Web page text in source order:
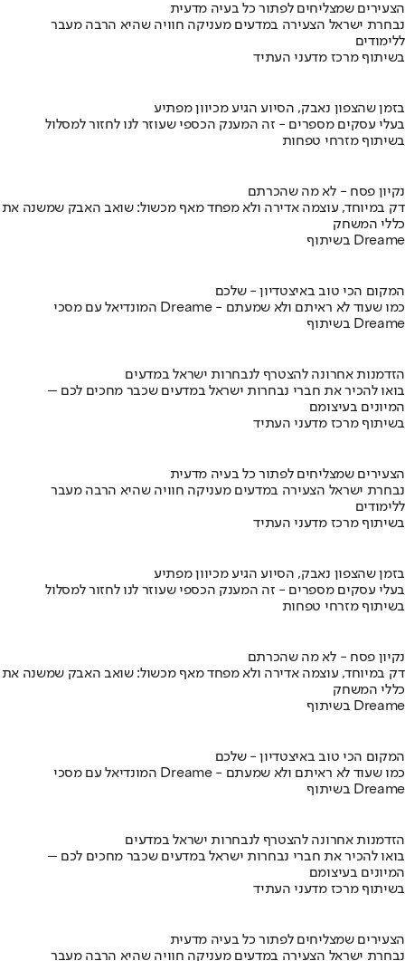
הצעירים שמצליחים לפתור כל בעיה מדעית
נבחרת ישראל הצעירה במדעים מעניקה חוויה שהיא הרבה מעבר
ללימודים
בשיתוף מרכז מדעני העתיד
בזמן שהצפון נאבק, הסיוע הגיע מכיוון מפתיע
בעלי עסקים מספרים - זה המענק הכספי שעוזר לנו לחזור למסלול
בשיתוף מזרחי טפחות
נקיון פסח - לא מה שהכרתם
דק במיוחד, עוצמה אדירה ולא מפחד מאף מכשול: שואב האבק שמשנה את
כללי המשחק
בשיתוף Dreame
המקום הכי טוב באיצטדיון - שלכם
המונדיאל עם מסכי Dreame - כמו שעוד לא ראיתם ולא שמעתם
בשיתוף Dreame
הזדמנות אחרונה להצטרף לנבחרות ישראל במדעים
בואו להכיר את חברי נבחרות ישראל במדעים שכבר מחכים לכם –
המיונים בעיצומם
בשיתוף מרכז מדעני העתיד
הצעירים שמצליחים לפתור כל בעיה מדעית
נבחרת ישראל הצעירה במדעים מעניקה חוויה שהיא הרבה מעבר
ללימודים
בשיתוף מרכז מדעני העתיד
בזמן שהצפון נאבק, הסיוע הגיע מכיוון מפתיע
בעלי עסקים מספרים - זה המענק הכספי שעוזר לנו לחזור למסלול
בשיתוף מזרחי טפחות
נקיון פסח - לא מה שהכרתם
דק במיוחד, עוצמה אדירה ולא מפחד מאף מכשול: שואב האבק שמשנה את
כללי המשחק
בשיתוף Dreame
המקום הכי טוב באיצטדיון - שלכם
המונדיאל עם מסכי Dreame - כמו שעוד לא ראיתם ולא שמעתם
בשיתוף Dreame
הזדמנות אחרונה להצטרף לנבחרות ישראל במדעים
בואו להכיר את חברי נבחרות ישראל במדעים שכבר מחכים לכם –
המיונים בעיצומם
בשיתוף מרכז מדעני העתיד
הצעירים שמצליחים לפתור כל בעיה מדעית
נבחרת ישראל הצעירה במדעים מעניקה חוויה שהיא הרבה מעבר